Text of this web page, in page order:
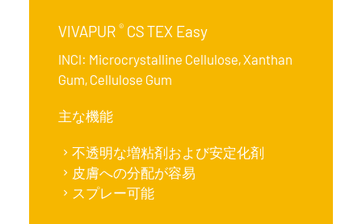
VIVAPUR ® CS TEX Easy
INCI: Microcrystalline Cellulose, Xanthan
Gum, Cellulose Gum
主な機能
不透明な増粘剤および安定化剤
皮膚への分配が容易
スプレー可能